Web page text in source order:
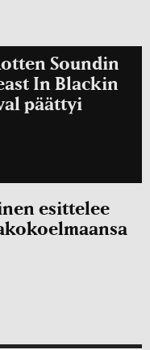
Soundin
In Blackin
päättyi
esittelee